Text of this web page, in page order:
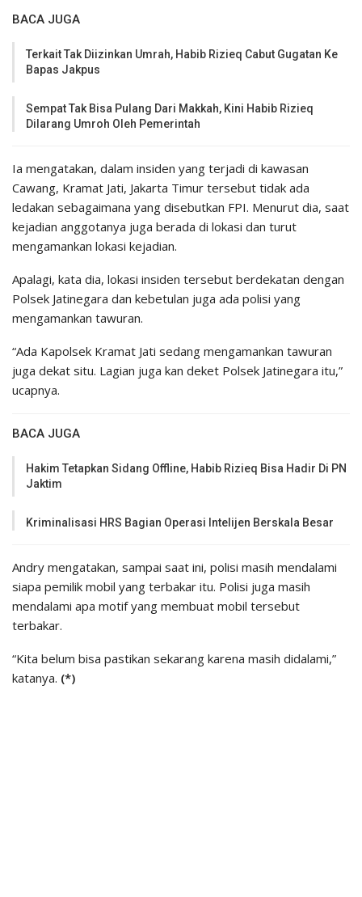
BACA JUGA
Terkait Tak Diizinkan Umrah, Habib Rizieq Cabut Gugatan Ke
Bapas Jakpus
Sempat Tak Bisa Pulang Dari Makkah, Kini Habib Rizieq
Dilarang Umroh Oleh Pemerintah
Ia mengatakan, dalam insiden yang terjadi di kawasan
Cawang, Kramat Jati, Jakarta Timur tersebut tidak ada
ledakan sebagaimana yang disebutkan FPI. Menurut dia, saat
kejadian anggotanya juga berada di lokasi dan turut
mengamankan lokasi kejadian.
Apalagi, kata dia, lokasi insiden tersebut berdekatan dengan
Polsek Jatinegara dan kebetulan juga ada polisi yang
mengamankan tawuran.
“Ada Kapolsek Kramat Jati sedang mengamankan tawuran
juga dekat situ. Lagian juga kan deket Polsek Jatinegara itu,”
ucapnya.
BACA JUGA
Hakim Tetapkan Sidang Offline, Habib Rizieq Bisa Hadir Di PN
Jaktim
Kriminalisasi HRS Bagian Operasi Intelijen Berskala Besar
Andry mengatakan, sampai saat ini, polisi masih mendalami
siapa pemilik mobil yang terbakar itu. Polisi juga masih
mendalami apa motif yang membuat mobil tersebut
terbakar.
“Kita belum bisa pastikan sekarang karena masih didalami,”
katanya. (*)